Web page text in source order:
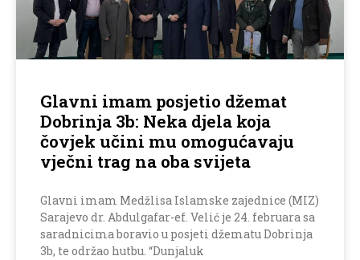
Glavni imam posjetio džemat
Dobrinja 3b: Neka djela koja
čovjek učini mu omogućavaju
vječni trag na oba svijeta
Glavni imam Medžlisa Islamske zajednice (MIZ)
Sarajevo dr. Abdulgafar-ef. Velić je 24. februara sa
saradnicima boravio u posjeti džematu Dobrinja
3b, te održao hutbu. “Dunjaluk